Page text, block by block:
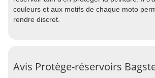
couleurs et aux motifs de chaque moto
rendre discret.
Avis Protège-réservoirs